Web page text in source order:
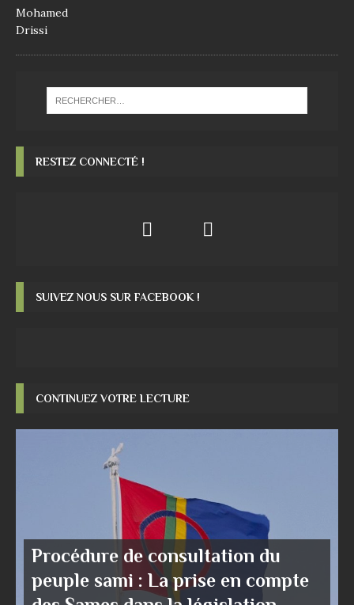
RESTEZ CONNECTÉ !
SUIVEZ NOUS SUR FACEBOOK !
CONTINUEZ VOTRE LECTURE
Procédure de consultation du
peuple sami : La prise en compte